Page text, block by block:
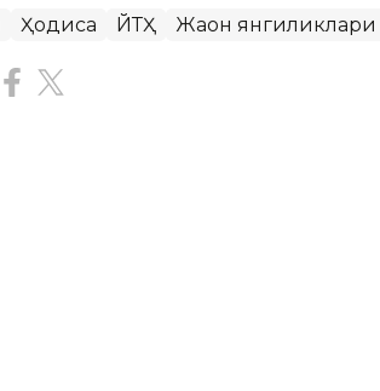
Ҳодиса ЙТҲ Жаҳон янгиликлари